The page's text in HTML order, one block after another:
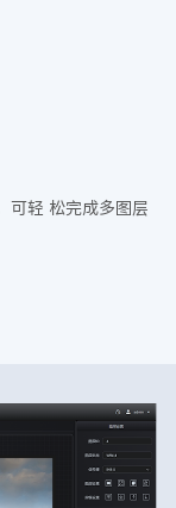
可轻 松完成多图层